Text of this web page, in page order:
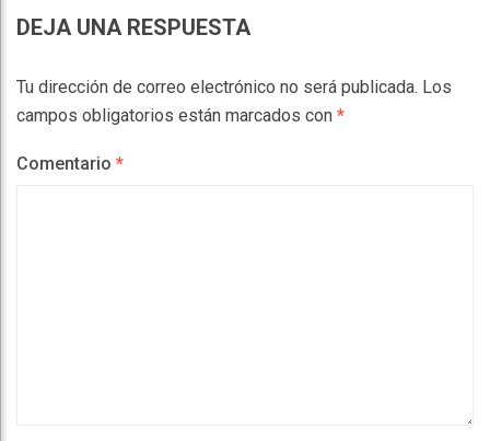
DEJA UNA RESPUESTA
Tu dirección de correo electrónico no será publicada. Los
campos obligatorios están marcados con *
Comentario *